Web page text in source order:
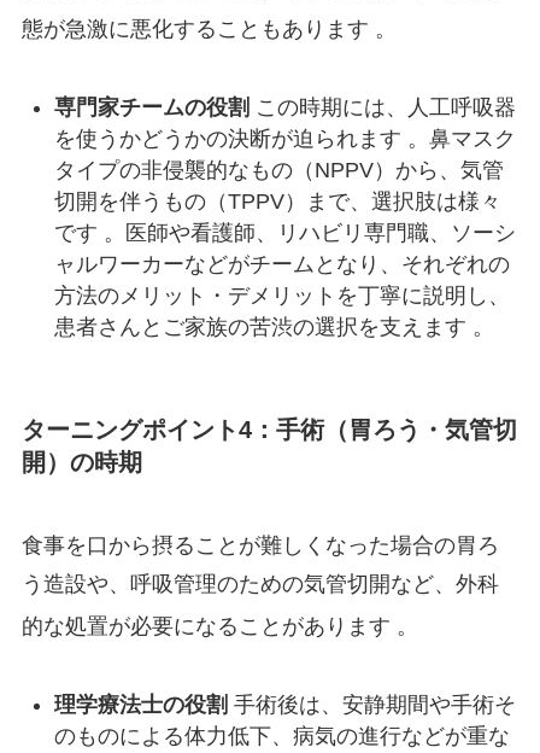
態が急激に悪化することもあります 。
専門家チームの役割 この時期には、人工呼吸器
を使うかどうかの決断が迫られます 。鼻マスク
タイプの非侵襲的なもの（NPPV）から、気管
切開を伴うもの（TPPV）まで、選択肢は様々
です 。医師や看護師、リハビリ専門職、ソーシ
ャルワーカーなどがチームとなり、それぞれの
方法のメリット・デメリットを丁寧に説明し、
患者さんとご家族の苦渋の選択を支えます 。
ターニングポイント4：手術（胃ろう・気管切
開）の時期
食事を口から摂ることが難しくなった場合の胃ろ
う造設や、呼吸管理のための気管切開など、外科
的な処置が必要になることがあります 。
理学療法士の役割 手術後は、安静期間や手術そ
のものによる体力低下、病気の進行などが重な